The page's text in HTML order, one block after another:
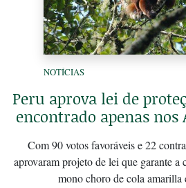
NOTÍCIAS
Peru aprova lei de
encontrado apenas nos
Com 90 votos favoráveis e 22
aprovaram projeto de lei que garante a
mono choro de cola amarilla